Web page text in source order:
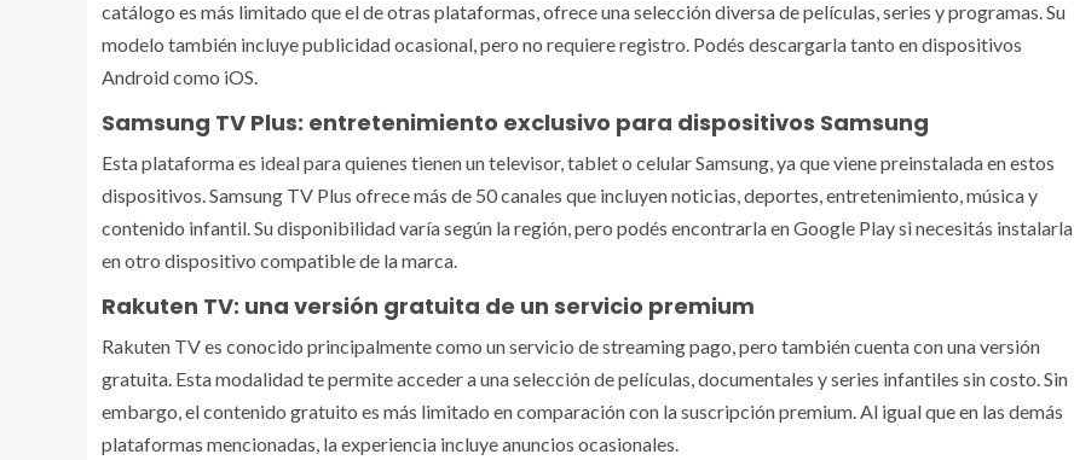
catálogo es más limitado que el de otras plataformas, ofrece una selección diversa de películas, series y programas. Su
modelo también incluye publicidad ocasional, pero no requiere registro. Podés descargarla tanto en dispositivos
Android como iOS.
Samsung TV Plus: entretenimiento exclusivo para dispositivos Samsung
Esta plataforma es ideal para quienes tienen un televisor, tablet o celular Samsung, ya que viene preinstalada en estos
dispositivos. Samsung TV Plus ofrece más de 50 canales que incluyen noticias, deportes, entretenimiento, música y
contenido infantil. Su disponibilidad varía según la región, pero podés encontrarla en Google Play si necesitás instalarla
en otro dispositivo compatible de la marca.
Rakuten TV: una versión gratuita de un servicio premium
Rakuten TV es conocido principalmente como un servicio de streaming pago, pero también cuenta con una versión
gratuita. Esta modalidad te permite acceder a una selección de películas, documentales y series infantiles sin costo. Sin
embargo, el contenido gratuito es más limitado en comparación con la suscripción premium. Al igual que en las demás
plataformas mencionadas, la experiencia incluye anuncios ocasionales.